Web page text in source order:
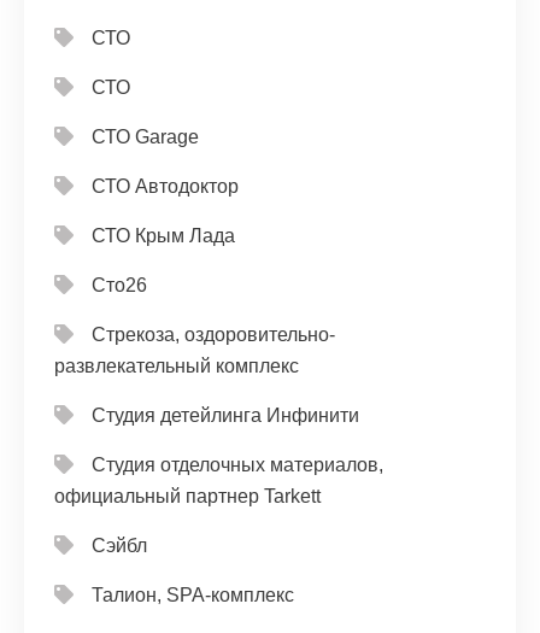
СТО
СТО
СТО Garage
СТО Автодоктор
СТО Крым Лада
Сто26
Стрекоза, оздоровительно-
развлекательный комплекс
Студия детейлинга Инфинити
Студия отделочных материалов,
официальный партнер Tarkett
Сэйбл
Талион, SPA-комплекс